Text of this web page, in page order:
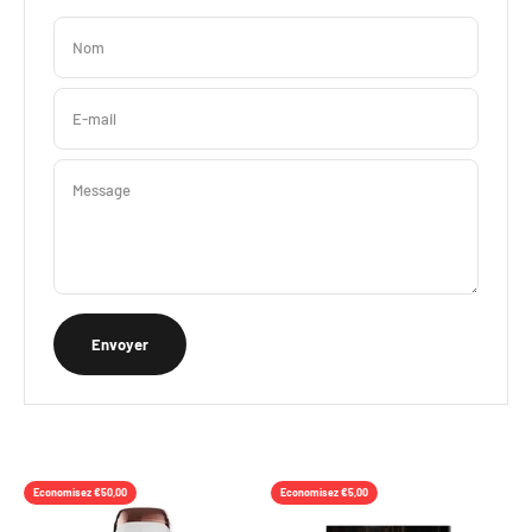
Nom
E-mail
Message
Envoyer
Economisez €50,00 Economisez €5,00